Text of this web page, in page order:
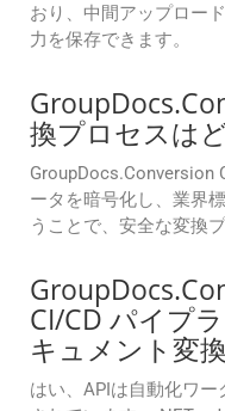
おり、中間アップロー
力を保存できます。
換プロセスは
GroupDocs.Conversion
ータを暗号化し、業界
うことで、安全な変換
CI/CD パイプ
キュメント変
はい、APIは自動化ワ